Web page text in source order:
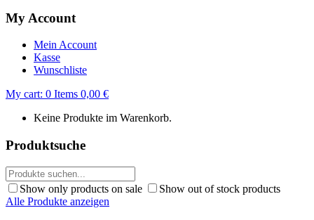
My Account
Mein Account
Kasse
Wunschliste
My cart: 0 Items 0,00 €
Keine Produkte im Warenkorb.
Produktsuche
Show only products on sale
Show out of stock products
Alle Produkte anzeigen